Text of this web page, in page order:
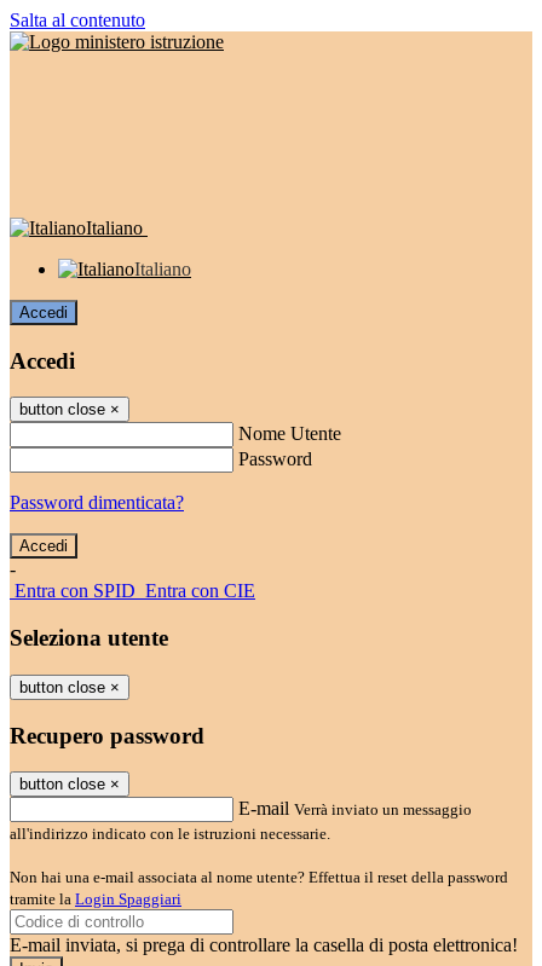
Salta al contenuto
Italiano
Italiano
Accedi
Accedi
button close ×
Nome Utente
Password
Password dimenticata?
-
Entra con SPID Entra con CIE
Seleziona utente
button close ×
Recupero password
button close ×
E-mail Verrà inviato un messaggio
all'indirizzo indicato con le istruzioni necessarie.
Non hai una e-mail associata al nome utente? Effettua il reset della password
tramite la Login Spaggiari
E-mail inviata, si prega di controllare la casella di posta elettronica!